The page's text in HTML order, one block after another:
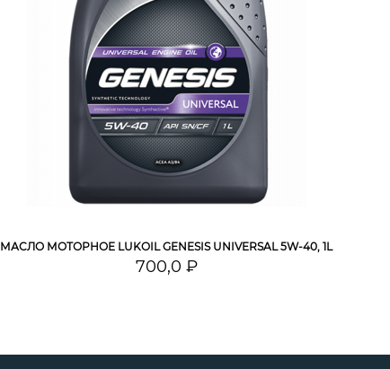
МАСЛО МОТОРНОЕ LUKOIL GENESIS UNIVERSAL 5W-40, 1L
700,0 ₽